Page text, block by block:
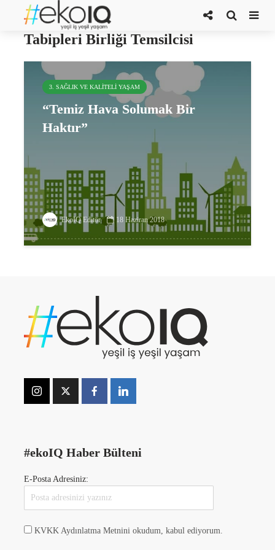
Temiz Hava Hakkı Platformu Türk
Tabipleri Birliği Temsilcisi
3. SAĞLIK VE KALITELI YAŞAM
“Temiz Hava Solumak Bir
Haktır”
EkoIQ Editör 18 Haziran 2018
#ekoIQ Haber Bülteni
E-Posta Adresiniz:
KVKK Aydınlatma Metnini okudum, kabul ediyorum.